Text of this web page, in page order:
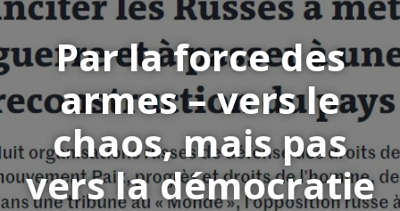
Par la force des
armes – vers le
chaos, mais pas
vers la démocratie